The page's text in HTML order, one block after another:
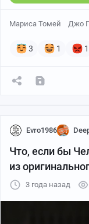
Мариса Томей Джо
3 1 1
Evro1986
Что, если бы
из
3 года назад